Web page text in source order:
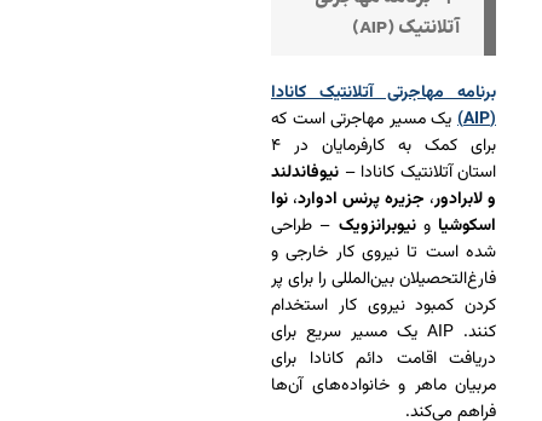
آتلانتیک (AIP)
برنامه مهاجرتی آتلانتیک کانادا
(AIP)
یک مسیر مهاجرتی است که
برای کمک به کارفرمایان در ۴
استان آتلانتیک کانادا – نیوفاندلند
و لابرادور، جزیره پرنس ادوارد، نوا
اسکوشیا ونیوبرانزویک – طراحی
شده است تا نیروی کار خارجی و
فارغ‌التحصیلان بین‌المللی را برای پر
کردن کمبود نیروی کار استخدام
کنند. AIP یک مسیر سریع برای
دریافت اقامت دائم کانادا برای
مربیان ماهر و خانواده‌های آن‌ها
فراهم می‌کند.